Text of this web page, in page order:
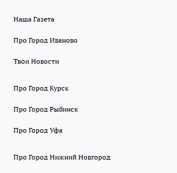
Наша Газета
Про Город Иваново
Твои Новости
Про Город Курск
Про Город Рыбинск
Про Город Уфа
Про Город Нижний Новгород